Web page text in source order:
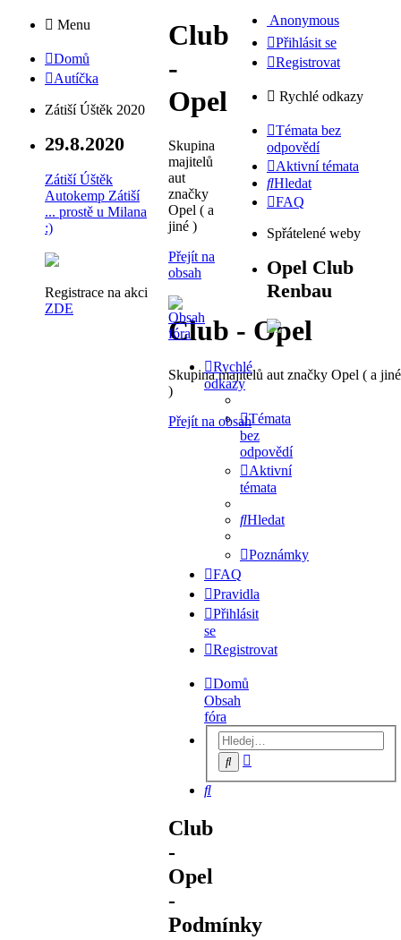
Menu
Domů
Autíčka
Zátiší Úštěk 2020
29.8.2020
Zátiší Úštěk
Autokemp Zátiší
... prostě u Milana
:)
Registrace na akci
ZDE
Club
-
Opel
Skupina
majitelů
aut
značky
Opel ( a
jiné )
Přejít na
obsah
Club - Opel
Skupina majitelů aut značky Opel ( a jiné
)
Přejít na obsah
Rychlé
odkazy
Témata
bez
odpovědí
Aktivní
témata
Hledat
Poznámky
FAQ
Pravidla
Přihlásit
se
Registrovat
Domů
Obsah
fóra
Hledat
Hledat
Club
-
Opel
-
Podmínky
Anonymous
Přihlásit se
Registrovat
Rychlé odkazy
Témata bez
odpovědí
Aktivní témata
Hledat
FAQ
Spřátelené weby
Opel Club
Renbau